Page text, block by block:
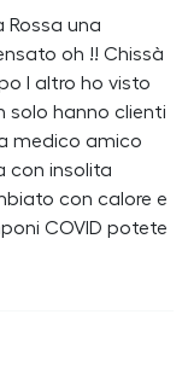
una
oh !! Chissà
l altro ho visto
solo hanno clienti
medico amico
con insolita
con calore e
COVID potete